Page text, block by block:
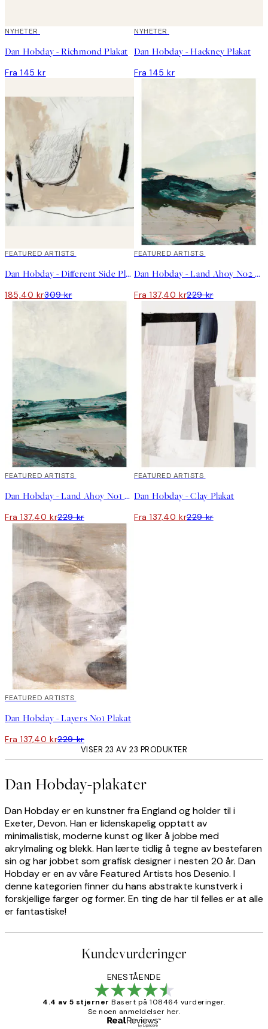
NYHETER
Dan Hobday - Richmond Plakat
Fra 145 kr
NYHETER
Dan Hobday - Hackney Plakat
Fra 145 kr
40%*
FEATURED ARTISTS
Dan Hobday - Different Side Plakat
185,40 kr309 kr
40%*
FEATURED ARTISTS
Dan Hobday - Land Ahoy No2 Plakat
Fra 137,40 kr229 kr
40%*
FEATURED ARTISTS
Dan Hobday - Land Ahoy No1 Plakat
Fra 137,40 kr229 kr
40%*
FEATURED ARTISTS
Dan Hobday - Clay Plakat
Fra 137,40 kr229 kr
40%*
FEATURED ARTISTS
Dan Hobday - Layers No1 Plakat
Fra 137,40 kr229 kr
VISER 23 AV 23 PRODUKTER
Dan Hobday-plakater
Dan Hobday er en kunstner fra England og holder til i
Exeter, Devon. Han er lidenskapelig opptatt av
minimalistisk, moderne kunst og liker å jobbe med
akrylmaling og blekk. Han lærte tidlig å tegne av bestefaren
sin og har jobbet som grafisk designer i nesten 20 år. Dan
Hobday er en av våre Featured Artists hos Desenio. I
denne kategorien finner du hans abstrakte kunstverk i
forskjellige farger og former. En ting de har til felles er at alle
er fantastiske!
Kundevurderinger
ENESTÅENDE
4.4 av 5 stjerner Basert på 108464 vurderinger.
Se noen anmeldelser her.